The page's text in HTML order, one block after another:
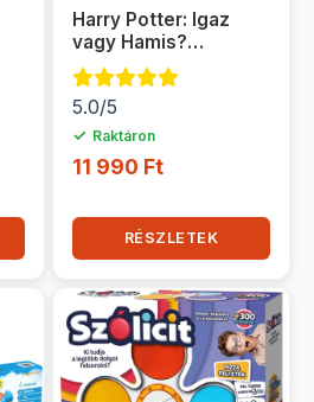
Harry Potter: Igaz
vagy Hamis?
társasjáték
5.0/5
✓ Raktáron
11 990 Ft
RÉSZLETEK